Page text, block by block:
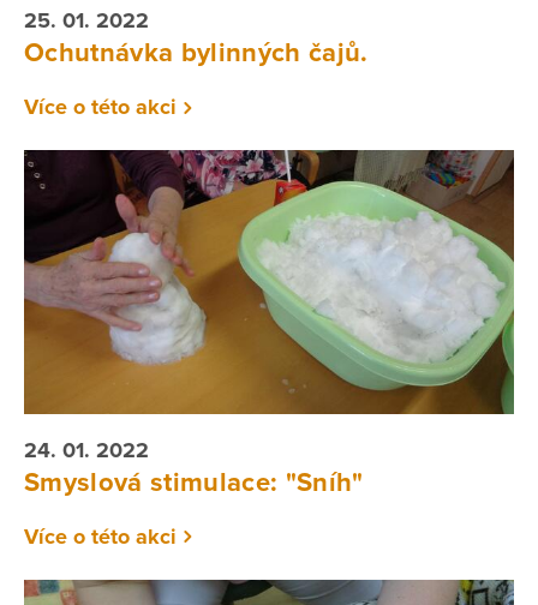
25. 01. 2022
Ochutnávka bylinných čajů.
Více o této akci
24. 01. 2022
Smyslová stimulace: "Sníh"
Více o této akci